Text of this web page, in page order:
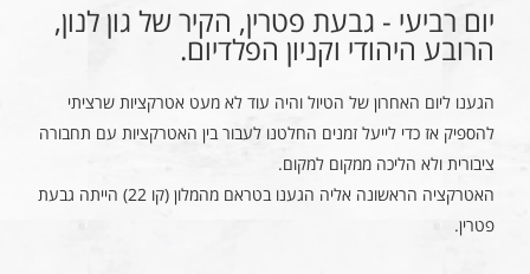
יום רביעי - גבעת פטרין, הקיר של גון לנון,
הרובע היהודי וקניון הפלדיום.
הגענו ליום האחרון של הטיול והיה עוד לא מעט אטרקציות שרציתי
להספיק אז כדי לייעל זמנים החלטנו לעבור בין האטרקציות עם תחבורה
ציבורית ולא הליכה ממקום למקום.
האטרקציה הראשונה אליה הגענו בטראם מהמלון (קו 22) הייתה גבעת
פטרין.